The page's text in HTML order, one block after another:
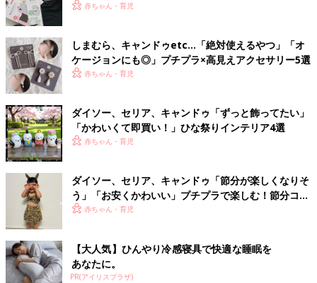
赤ちゃん・育児
しまむら、キャンドゥetc…「絶対使えるやつ」「オ
ケージョンにも◎」プチプラ×高見えアクセサリー5選
赤ちゃん・育児
ダイソー、セリア、キャンドゥ「ずっと飾ってたい」
「かわいくて即買い！」ひな祭りインテリア4選
赤ちゃん・育児
ダイソー、セリア、キャンドゥ「節分が楽しくなりそ
う」「お安くかわいい」プチプラで楽しむ！節分コス
プレアイテム5選
赤ちゃん・育児
【大人気】ひんやり冷感寝具で快適な睡眠を
あなたに。
PR(アイリスプラザ)